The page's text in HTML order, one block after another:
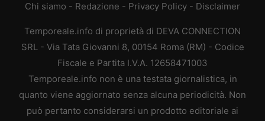
Chi siamo - Redazione - Privacy Policy - Disclaimer
Temporeale.info di proprietà di DEVA CONNECTION
SRL - Via Tata Giovanni 8, 00154 Roma (RM) - Codice
Fiscale e Partita I.V.A. 12658471003
Temporeale.info non è una testata giornalistica, in
quanto viene aggiornato senza alcuna periodicità. Non
può pertanto considerarsi un prodotto editoriale ai